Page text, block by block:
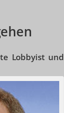
Lobbyist und